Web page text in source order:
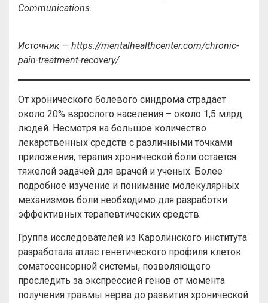
Communications.
Источник — https://mentalhealthcenter.com/chronic-
pain-treatment-recovery/
От хронического болевого синдрома страдает
около 20% взрослого населения – около 1,5 млрд
людей. Несмотря на большое количество
лекарственных средств с различными точками
приложения, терапия хронической боли остается
тяжелой задачей для врачей и ученых. Более
подробное изучение и понимание молекулярных
механизмов боли необходимо для разработки
эффективных терапевтических средств.
Группа исследователей из Каролинского института
разработала атлас генетического профиля клеток
соматосенсорной системы, позволяющего
проследить за экспрессией генов от момента
получения травмы нерва до развития хронической